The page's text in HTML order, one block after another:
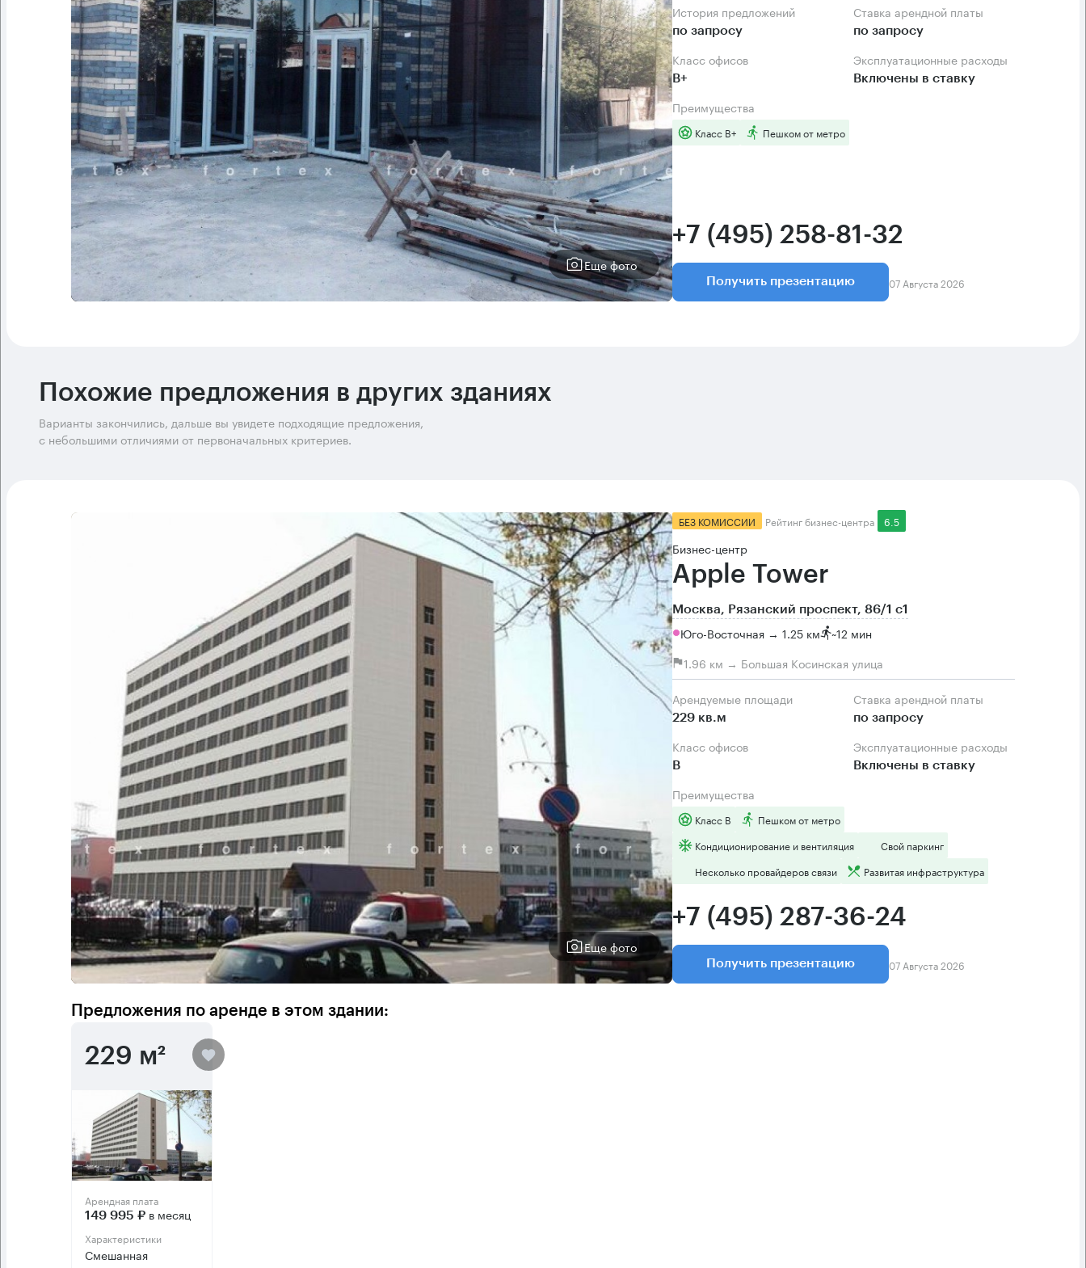
Еще фото
История предложений
по запросу
Ставка арендной платы
по запросу
Класс офисов
B+
Эксплуатационные расходы
Включены в ставку
Преимущества
Класс B+ Пешком от метро
+7 (495) 258-81-32
Получить презентацию 07 Августа 2026
Похожие предложения в других зданиях
Варианты закончились, дальше вы увидете подходящие предложения,
с небольшими отличиями от первоначальных критериев.
Еще фото
БЕЗ КОМИССИИ Рейтинг бизнес-центра 6.5
Бизнес-центр
Apple Tower
Москва, Рязанский проспект, 86/1 с1
Юго-Восточная → 1.25 км ~12 мин
1.96 км → Большая Косинская улица
Арендуемые площади
229 кв.м
Ставка арендной платы
по запросу
Класс офисов
B
Эксплуатационные расходы
Включены в ставку
Преимущества
Класс B
Пешком от метро
Кондиционирование и вентиляция
Свой паркинг
Несколько провайдеров связи
Развитая инфраструктура
+7 (495) 287-36-24
Получить презентацию 07 Августа 2026
Предложения по аренде в этом здании:
229 м²
Арендная плата
149 995 ₽ в месяц
Характеристики
Смешанная